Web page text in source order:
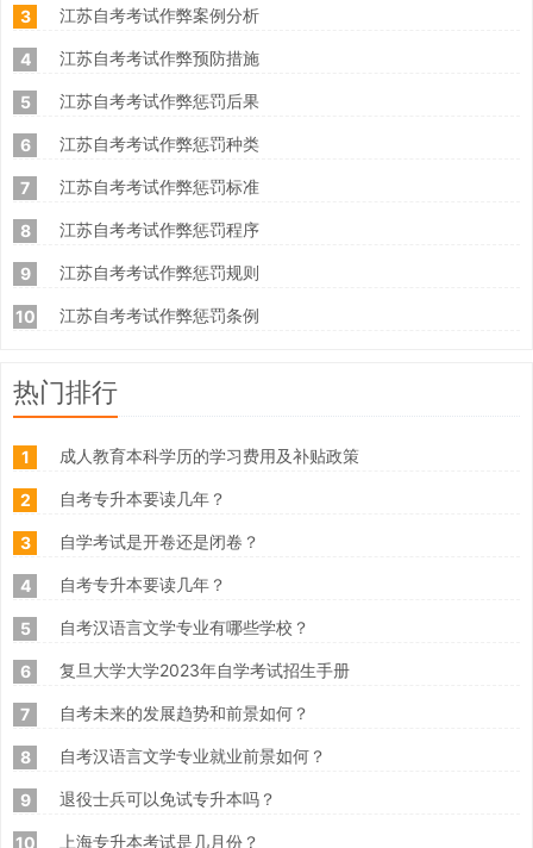
3 江苏自考考试作弊案例分析
4 江苏自考考试作弊预防措施
5 江苏自考考试作弊惩罚后果
6 江苏自考考试作弊惩罚种类
7 江苏自考考试作弊惩罚标准
8 江苏自考考试作弊惩罚程序
9 江苏自考考试作弊惩罚规则
10 江苏自考考试作弊惩罚条例
热门排行
1 成人教育本科学历的学习费用及补贴政策
2 自考专升本要读几年？
3 自学考试是开卷还是闭卷？
4 自考专升本要读几年？
5 自考汉语言文学专业有哪些学校？
6 复旦大学大学2023年自学考试招生手册
7 自考未来的发展趋势和前景如何？
8 自考汉语言文学专业就业前景如何？
9 退役士兵可以免试专升本吗？
10 上海专升本考试是几月份？